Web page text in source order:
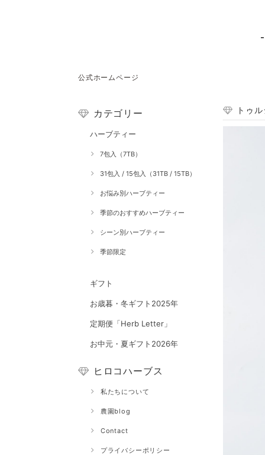
公式ホームページ
カテゴリー
ハーブティー
7包入（7TB）
31包入 / 15包入（31TB / 15TB）
お悩み別ハーブティー
季節のおすすめハーブティー
シーン別ハーブティー
季節限定
ギフト
お歳暮・冬ギフト2025年
定期便「Herb Letter」
お中元・夏ギフト2026年
ヒロコハーブス
私たちについて
農園blog
Contact
プライバシーポリシー
トゥ